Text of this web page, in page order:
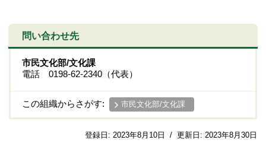
問い合わせ先
市民文化部/文化課
電話 0198-62-2340（代表）
この組織からさがす: 市民文化部/文化課
登録日: 2023年8月10日 / 更新日: 2023年8月30日